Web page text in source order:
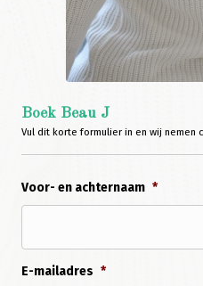
Boek Beau J
Vul dit korte formulier in en wij nemen
Voor- en achternaam *
E-mailadres *